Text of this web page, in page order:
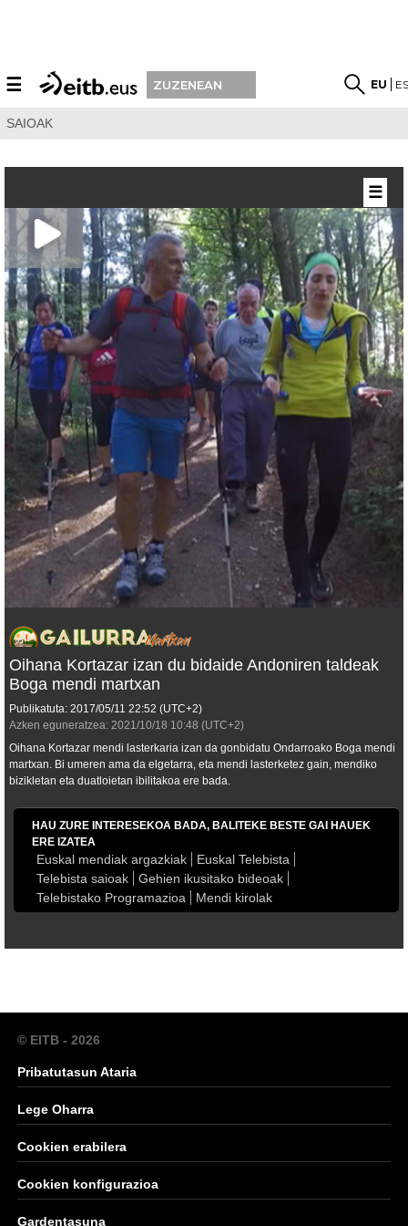
☰ ZUZENEAN EU
SAIOAK
Oihana Kortazar izan du bidaide Andoniren taldeak
Boga mendi martxan
Publikatuta: 2017/05/11 22:52 (UTC+2)
Azken eguneratzea: 2021/10/18 10:48 (UTC+2)
Oihana Kortazar mendi lasterkaria izan da gonbidatu Ondarroako Boga mendi
martxan. Bi umeren ama da elgetarra, eta mendi lasterketez gain, mendiko
bizikletan eta duatloietan ibilitakoa ere bada.
HAU ZURE INTERESEKOA BADA, BALITEKE BESTE GAI HAUEK
ERE IZATEA
Euskal mendiak argazkiak
Euskal Telebista
Telebista saioak
Gehien ikusitako bideoak
Telebistako Programazioa
Mendi kirolak
☰
© EITB - 2026
Pribatutasun Ataria
Lege Oharra
Cookien erabilera
Cookien konfigurazioa
Gardentasuna